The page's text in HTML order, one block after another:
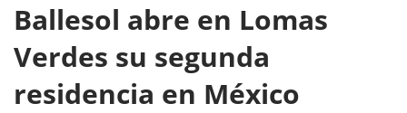
Ballesol abre en Lomas
Verdes su segunda
residencia en México